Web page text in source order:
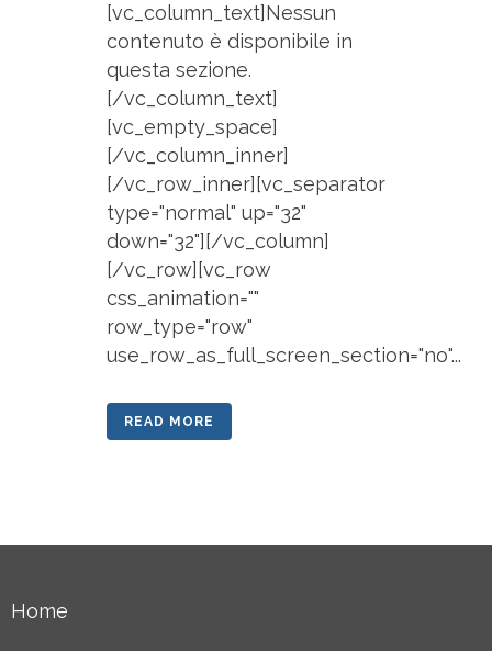
[vc_column_text]Nessun
contenuto è disponibile in
questa sezione.
[/vc_column_text]
[vc_empty_space]
[/vc_column_inner]
[/vc_row_inner][vc_separator
type="normal" up="32"
down="32"][/vc_column]
[/vc_row][vc_row
css_animation=""
row_type="row"
use_row_as_full_screen_section="no"...
READ MORE
Home